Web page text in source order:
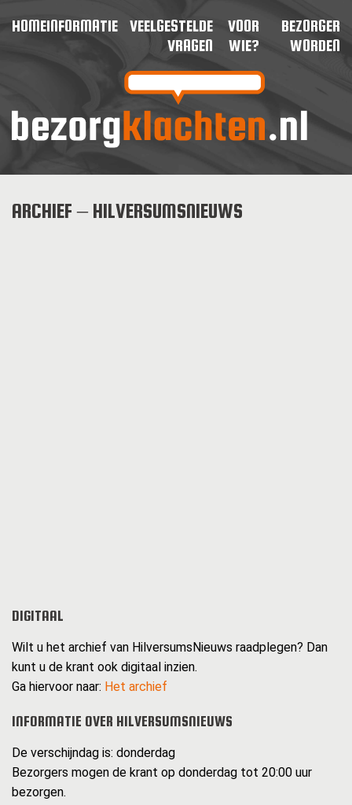
HOMEINFORMATIE
VEELGESTELDE
VRAGEN
VOOR
WIE?
BEZORGER
WORDEN
ARCHIEF – HILVERSUMSNIEUWS
DIGITAAL
Wilt u het archief van HilversumsNieuws raadplegen? Dan
kunt u de krant ook digitaal inzien.
Ga hiervoor naar: Het archief
INFORMATIE OVER HILVERSUMSNIEUWS
De verschijndag is: donderdag
Bezorgers mogen de krant op donderdag tot 20:00 uur
bezorgen.